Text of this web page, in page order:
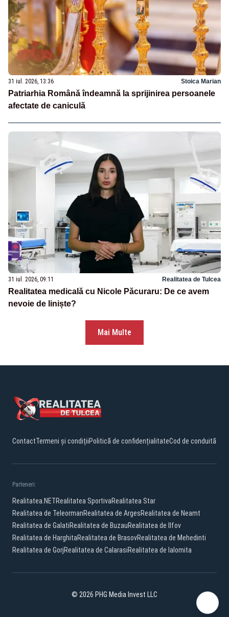
31 iul. 2026, 13:36 Stoica Marian
Patriarhia Română îndeamnă la sprijinirea persoanele
afectate de caniculă
31 iul. 2026, 09:11 Realitatea de Tulcea
Realitatea medicală cu Nicole Păcuraru: De ce avem
nevoie de liniște?
Mai Multe
ContactTermeni și condițiiPolitică de confidențialitateCod de conduită
Parteneri:
Realitatea.NETRealitatea SportivaRealitatea Star
Realitatea de TeleormanRealitatea de ArgesRealitatea de Neamt
Realitatea de GalatiRealitatea de BuzauRealitatea de Ilfov
Realitatea de HarghitaRealitatea de BrasovRealitatea de Mehedinti
Realitatea de GorjRealitatea de CalarasiRealitatea de Ialomita
© 2026 PHG Media Invest LLC